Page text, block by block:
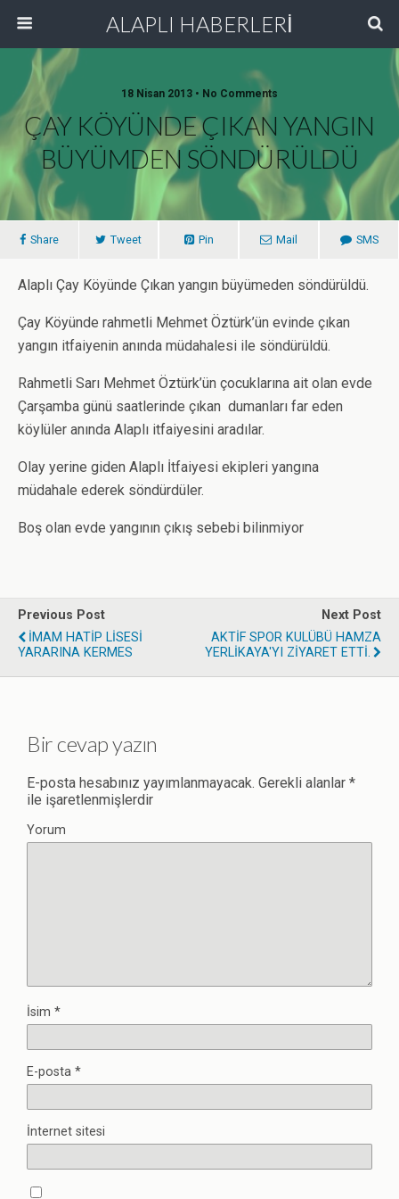
ALAPLI HABERLERİ
18 Nisan 2013 • No Comments
ÇAY KÖYÜNDE ÇIKAN YANGIN
BÜYÜMDEN SÖNDÜRÜLDÜ
Share Tweet Pin Mail SMS
Alaplı Çay Köyünde Çıkan yangın büyümeden söndürüldü.
Çay Köyünde rahmetli Mehmet Öztürk’ün evinde çıkan
yangın itfaiyenin anında müdahalesi ile söndürüldü.
Rahmetli Sarı Mehmet Öztürk’ün çocuklarına ait olan evde
Çarşamba günü saatlerinde çıkan dumanları far eden
köylüler anında Alaplı itfaiyesini aradılar.
Olay yerine giden Alaplı İtfaiyesi ekipleri yangına
müdahale ederek söndürdüler.
Boş olan evde yangının çıkış sebebi bilinmiyor
Previous Post
İMAM HATİP LİSESİ
YARARINA KERMES
Next Post
AKTİF SPOR KULÜBÜ HAMZA
YERLİKAYA'YI ZİYARET ETTİ.
Bir cevap yazın
E-posta hesabınız yayımlanmayacak. Gerekli alanlar *
ile işaretlenmişlerdir
Yorum
İsim *
E-posta *
İnternet sitesi